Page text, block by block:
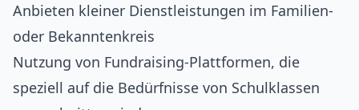
Anbieten kleiner Dienstleistungen im Familien-
oder Bekanntenkreis
Nutzung von Fundraising-Plattformen, die
speziell auf die Bedürfnisse von Schulklassen